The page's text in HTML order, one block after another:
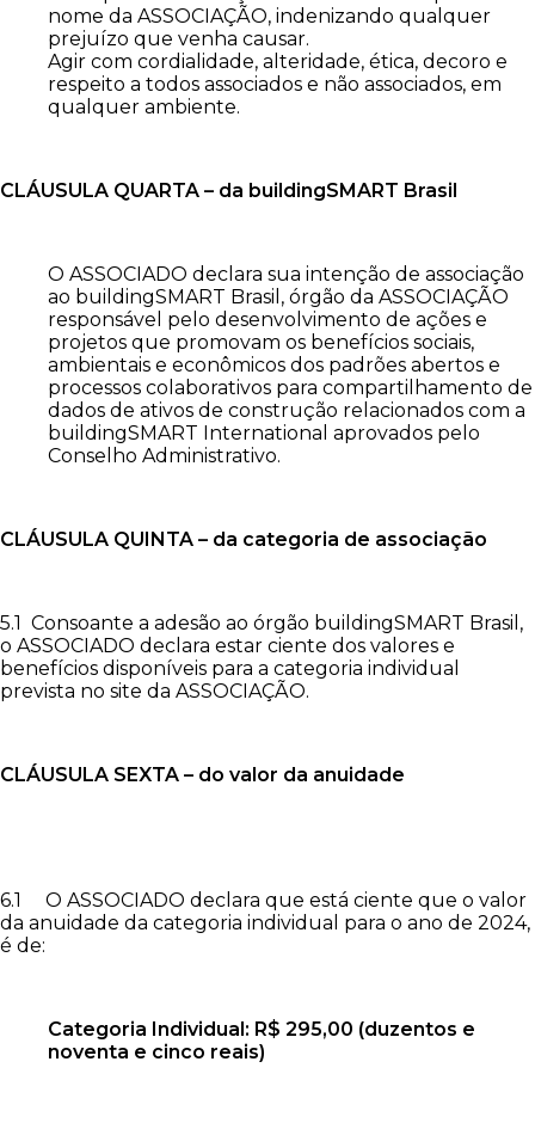
nome da ASSOCIAÇÃO, indenizando qualquer
prejuízo que venha causar.
Agir com cordialidade, alteridade, ética, decoro e
respeito a todos associados e não associados, em
qualquer ambiente.
CLÁUSULA QUARTA – da buildingSMART Brasil
O ASSOCIADO declara sua intenção de associação
ao buildingSMART Brasil, órgão da ASSOCIAÇÃO
responsável pelo desenvolvimento de ações e
projetos que promovam os benefícios sociais,
ambientais e econômicos dos padrões abertos e
processos colaborativos para compartilhamento de
dados de ativos de construção relacionados com a
buildingSMART International aprovados pelo
Conselho Administrativo.
CLÁUSULA QUINTA – da categoria de associação
5.1 Consoante a adesão ao órgão buildingSMART Brasil,
o ASSOCIADO declara estar ciente dos valores e
benefícios disponíveis para a categoria individual
prevista no site da ASSOCIAÇÃO.
CLÁUSULA SEXTA – do valor da anuidade
6.1 O ASSOCIADO declara que está ciente que o valor
da anuidade da categoria individual para o ano de 2024,
é de:
Categoria Individual: R$ 295,00 (duzentos e
noventa e cinco reais)